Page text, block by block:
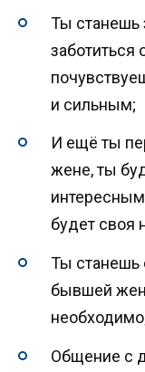
Ты станешь
заботиться
и сильным;
И ещё ты
жене, ты
будет своя
Ты станешь
бывшей
Общение с